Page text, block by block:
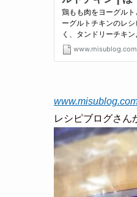
レシピブログさん